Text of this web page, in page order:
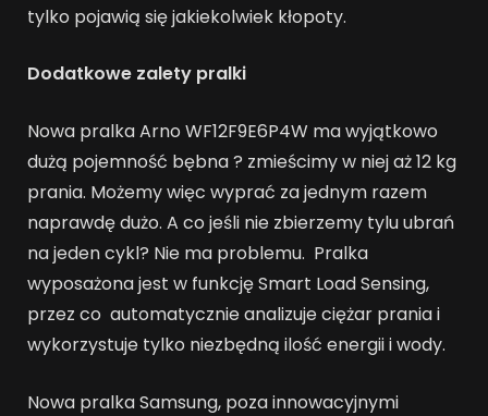
tylko pojawią się jakiekolwiek kłopoty.
Dodatkowe zalety pralki
Nowa pralka Arno WF12F9E6P4W ma wyjątkowo
dużą pojemność bębna ? zmieścimy w niej aż 12 kg
prania. Możemy więc wyprać za jednym razem
naprawdę dużo. A co jeśli nie zbierzemy tylu ubrań
na jeden cykl? Nie ma problemu. Pralka
wyposażona jest w funkcję Smart Load Sensing,
przez co automatycznie analizuje ciężar prania i
wykorzystuje tylko niezbędną ilość energii i wody.
Nowa pralka Samsung, poza innowacyjnymi